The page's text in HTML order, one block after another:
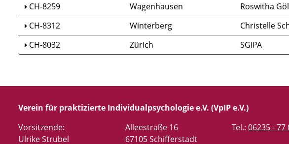
CH-8259
Wagenhausen
Roswitha
CH-8312
Winterberg
Christelle
CH-8032
Zürich SGIPA
Verein für praktizierte Individualpsychologie e.V. (VpIP e.V.)
Vorsitzende:
Ulrike Strubel
Alleestraße 16
67105 Schifferstadt
Tel.:06235 - 77